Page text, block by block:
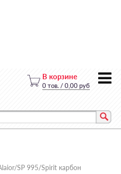
В корзине
SP 995/Spirit карбон